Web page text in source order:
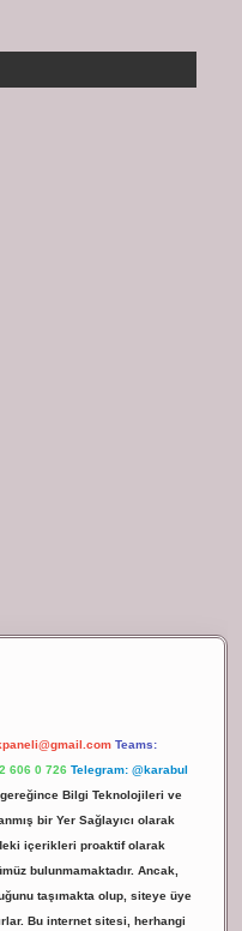
Teams:
606 0 726 Telegram: @karabul
gereğince Bilgi Teknolojileri ve
bir Yer Sağlayıcı olarak
içerikleri proaktif olarak
bulunmamaktadır. Ancak,
taşımakta olup, siteye üye
Bu internet sitesi, herhangi